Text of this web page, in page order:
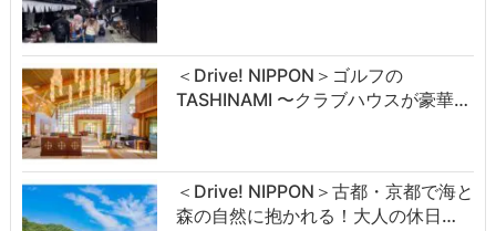
＜Drive! NIPPON＞ゴルフの
TASHINAMI 〜クラブハウスが豪華…
＜Drive! NIPPON＞古都・京都で海と
森の自然に抱かれる！大人の休日…